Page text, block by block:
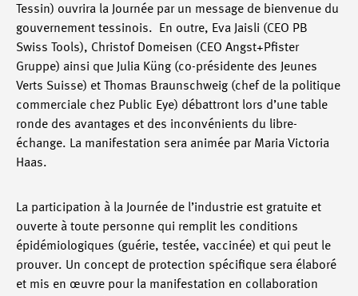
Tessin) ouvrira la Journée par un message de bienvenue du
gouvernement tessinois. En outre, Eva Jaisli (CEO PB
Swiss Tools), Christof Domeisen (CEO Angst+Pfister
Gruppe) ainsi que Julia Küng (co-présidente des Jeunes
Verts Suisse) et Thomas Braunschweig (chef de la politique
commerciale chez Public Eye) débattront lors d’une table
ronde des avantages et des inconvénients du libre-
échange. La manifestation sera animée par Maria Victoria
Haas.
La participation à la Journée de l’industrie est gratuite et
ouverte à toute personne qui remplit les conditions
épidémiologiques (guérie, testée, vaccinée) et qui peut le
prouver. Un concept de protection spécifique sera élaboré
et mis en œuvre pour la manifestation en collaboration